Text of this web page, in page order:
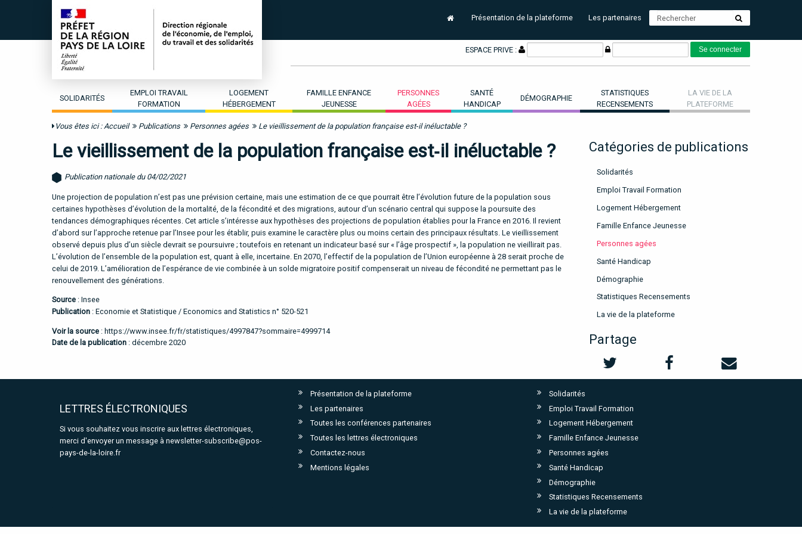
Présentation de la plateforme Les partenaires
ESPACE PRIVE :
SOLIDARITÉS
EMPLOI TRAVAIL
FORMATION
LOGEMENT
HÉBERGEMENT
FAMILLE ENFANCE
JEUNESSE
PERSONNES
AGÉES
SANTÉ
HANDICAP
DÉMOGRAPHIE
STATISTIQUES
RECENSEMENTS
LA VIE DE LA
PLATEFORME
Vous êtes ici : Accueil Publications Personnes agées Le vieillissement de la population française est‑il inéluctable ?
Le vieillissement de la population française est‑il inéluctable ?
Publication nationale du 04/02/2021
Une projection de population n’est pas une prévision certaine, mais une estimation de ce que pourrait être l’évolution future de la population sous
certaines hypothèses d’évolution de la mortalité, de la fécondité et des migrations, autour d’un scénario central qui suppose la poursuite des
tendances démographiques récentes. Cet article s’intéresse aux hypothèses des projections de population établies pour la France en 2016. Il revient
d’abord sur l’approche retenue par l’Insee pour les établir, puis examine le caractère plus ou moins certain des principaux résultats. Le vieillissement
observé depuis plus d’un siècle devrait se poursuivre ; toutefois en retenant un indicateur basé sur « l’âge prospectif », la population ne vieillirait pas.
L’évolution de l’ensemble de la population est, quant à elle, incertaine. En 2070, l’effectif de la population de l’Union européenne à 28 serait proche de
celui de 2019. L’amélioration de l’espérance de vie combinée à un solde migratoire positif compenserait un niveau de fécondité ne permettant pas le
renouvellement des générations.
Source : Insee
Publication : Economie et Statistique / Economics and Statistics n° 520-521
Voir la source : https://www.insee.fr/fr/statistiques/4997847?sommaire=4999714
Date de la publication : décembre 2020
Catégories de publications
Solidarités
Emploi Travail Formation
Logement Hébergement
Famille Enfance Jeunesse
Personnes agées
Santé Handicap
Démographie
Statistiques Recensements
La vie de la plateforme
Partage
LETTRES ÉLECTRONIQUES
Si vous souhaitez vous inscrire aux lettres électroniques,
merci d'envoyer un message à newsletter-subscribe@pos-
pays-de-la-loire.fr
Présentation de la plateforme
Les partenaires
Toutes les conférences partenaires
Toutes les lettres électroniques
Contactez-nous
Mentions légales
Solidarités
Emploi Travail Formation
Logement Hébergement
Famille Enfance Jeunesse
Personnes agées
Santé Handicap
Démographie
Statistiques Recensements
La vie de la plateforme